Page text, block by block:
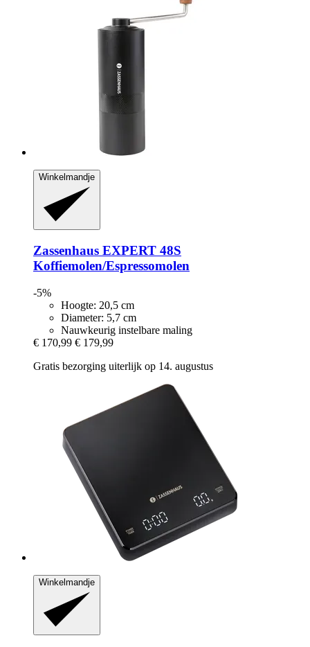
Winkelmandje
Zassenhaus EXPERT 48S
Koffiemolen/Espressomolen
-5%
Hoogte: 20,5 cm
Diameter: 5,7 cm
Nauwkeurig instelbare maling
€ 170,99 € 179,99
Gratis bezorging uiterlijk op 14. augustus
Winkelmandje